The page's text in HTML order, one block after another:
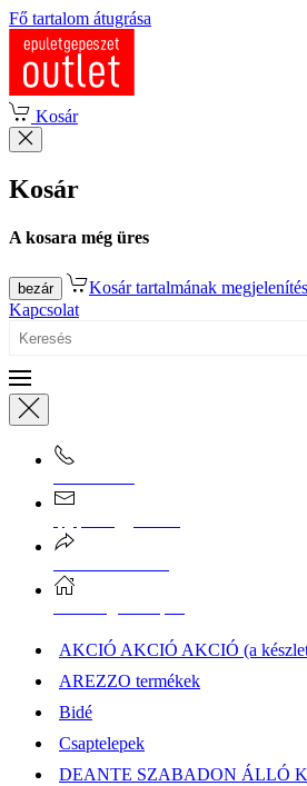
Fő tartalom átugrása
Kosár
Kosár
A kosara még üres
bezár
Kosár tartalmának
Kapcsolat
AKCIÓ AKCIÓ AKCIÓ (a
AREZZO termékek
Bidé
Csaptelepek
DEANTE SZABADON ÁLLÓ